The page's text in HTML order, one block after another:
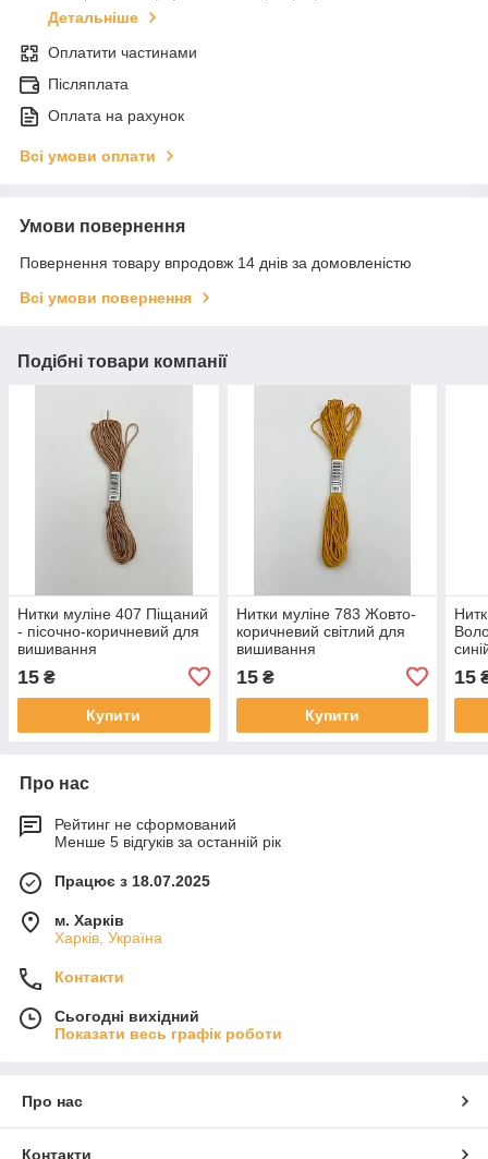
Детальніше
Оплатити частинами
Післяплата
Оплата на рахунок
Всі умови оплати
Умови повернення
Повернення товару впродовж 14 днів за домовленістю
Всі умови повернення
Подібні товари компанії
Нитки муліне 407 Піщаний
- пісочно-коричневий для
вишивання
15 ₴
Купити
Нитки муліне 783 Жовто-
коричневий світлий для
вишивання
15₴
Купити
15
Про нас
Рейтинг не сформований
Менше 5 відгуків за останній рік
Працює з 18.07.2025
м. Харків
Харків, Україна
Контакти
Сьогодні вихідний
Показати весь графік роботи
Про нас
Контакти